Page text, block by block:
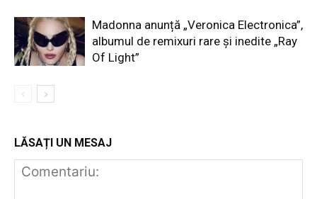
Madonna anunță „Veronica Electronica”,
albumul de remixuri rare și inedite „Ray
Of Light”
LĂSAȚI UN MESAJ